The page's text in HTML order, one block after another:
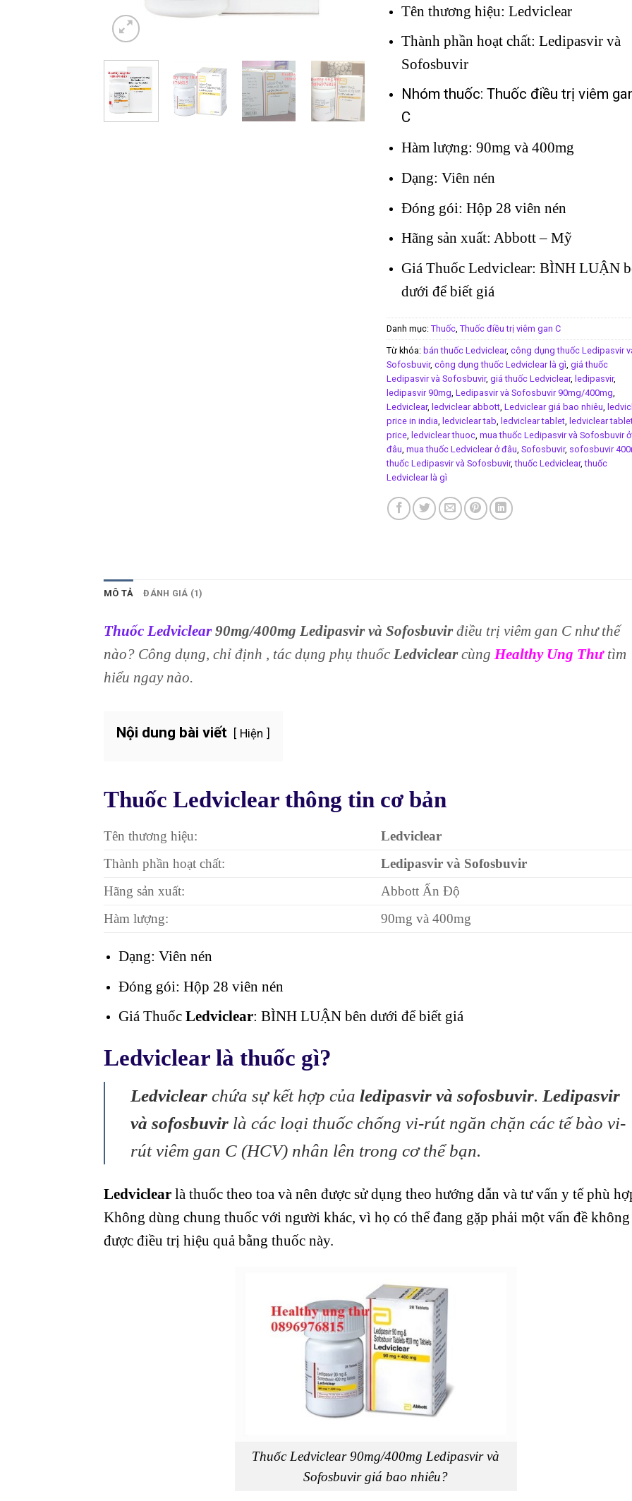
Tên thương hiệu: Ledviclear
Thành phần hoạt chất: Ledipasvir và
Sofosbuvir
Nhóm thuốc: Thuốc điều trị viêm
C
Hàm lượng: 90mg và 400mg
Dạng: Viên nén
Đóng gói: Hộp 28 viên nén
Hãng sản xuất: Abbott – Mỹ
Giá Thuốc Ledviclear: BÌNH LUẬN
dưới để biết giá
Danh mục: Thuốc, Thuốc điều trị viêm gan C
Từ khóa: bán thuốc Ledviclear, công dụng thuốc Ledipasvir
Sofosbuvir, công dụng thuốc Ledviclear là gì giá thuốc
Ledipasvir và Sofosbuvir, giá thuốc Ledviclear, ledipasvir,
ledipasvir 90mg Ledipasvir và Sofosbuvir 90mg/400mg
Ledviclear, ledviclear abbott, Ledviclear giá bao nhiêu
price in india ledviclear tab ledviclear tablet, ledviclear
price, ledviclear thuoc, mua thuốc Ledipasvir và Sofosbuvir ở
đâu mua thuốc Ledviclear ở đâu Sofosbuvir, sofosbuvir
thuốc Ledipasvir và Sofosbuvir,thuốc Ledviclear,thuốc
Ledviclear là gì
MÔ TẢ ĐÁNH GIÁ (1)
Thuốc Ledviclear90mg/400mg Ledipasvir và Sofosbuvirđiều trị viêm gan C như thế
nào? Công dụng, chỉ định , tác dụng phụ thuốc Ledviclearcùng Healthy Ung Thưtìm
hiểu ngay nào.
Nội dung bài viết Hiện
Thuốc Ledviclear thông tin cơ bản
Tên thương hiệu:
Ledviclear
Thành phần hoạt chất:
Ledipasvir và Sofosbuvir
Hãng sản xuất:
Abbott Ấn Độ
Hàm lượng:
90mg và 400mg
Dạng: Viên nén
Đóng gói: Hộp 28 viên nén
Giá Thuốc Ledviclear: BÌNH LUẬN bên dưới để biết giá
Ledviclear là thuốc gì?
Ledviclear chứa sự kết hợp của ledipasvir và sofosbuvir. Ledipasvir
và sofosbuvir là các loại thuốc chống vi-rút ngăn chặn các tế bào vi-
rút viêm gan C (HCV) nhân lên trong cơ thể bạn.
Ledviclear là thuốc theo toa và nên được sử dụng theo hướng dẫn và tư vấn y tế phù
Không dùng chung thuốc với người khác, vì họ có thể đang gặp phải một vấn đề không
được điều trị hiệu quả bằng thuốc này.
Thuốc Ledviclear 90mg/400mg Ledipasvir và
Sofosbuvir giá bao nhiêu?